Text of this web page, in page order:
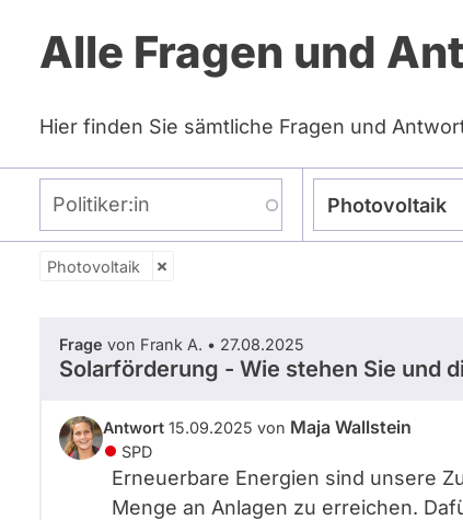
Alle Fragen und
Hier finden Sie sämtliche Fragen und
Photovoltaik
Zeitraum
Photovoltaik
Frage von Frank A. • 27.08.2025
Solarförderung - Wie stehen Sie und
Antwort 15.09.2025 von Maja Wallstein
SPD
Erneuerbare Energien sind unsere
Menge an Anlagen zu erreichen.